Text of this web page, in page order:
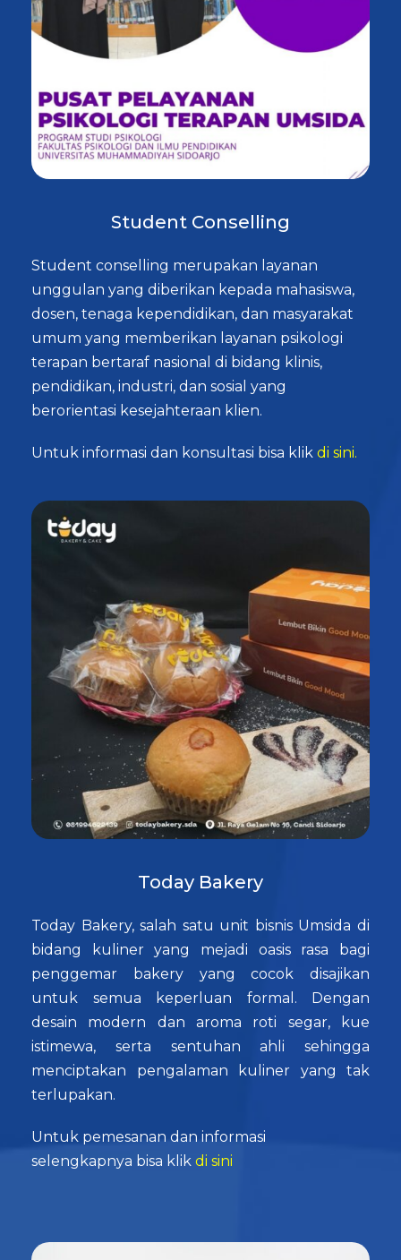
Student Conselling
Student conselling merupakan layanan
unggulan yang diberikan kepada mahasiswa,
dosen, tenaga kependidikan, dan masyarakat
umum yang memberikan layanan psikologi
terapan bertaraf nasional di bidang klinis,
pendidikan, industri, dan sosial yang
berorientasi kesejahteraan klien.
Untuk informasi dan konsultasi bisa klik di sini.
Today Bakery
Today Bakery, salah satu unit bisnis Umsida di
bidang kuliner yang mejadi oasis rasa bagi
penggemar bakery yang cocok disajikan
untuk semua keperluan formal. Dengan
desain modern dan aroma roti segar, kue
istimewa, serta sentuhan ahli sehingga
menciptakan pengalaman kuliner yang tak
terlupakan.
Untuk pemesanan dan informasi
selengkapnya bisa klik di sini